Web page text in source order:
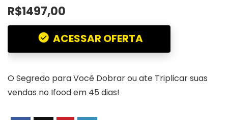
R$1497,00
ACESSAR OFERTA
O Segredo para Você Dobrar ou ate Triplicar suas
vendas no Ifood em 45 dias!